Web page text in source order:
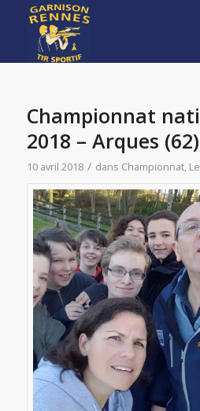
Championnat
2018 – Arques (62)
10 avril 2018 / dans Championnat,